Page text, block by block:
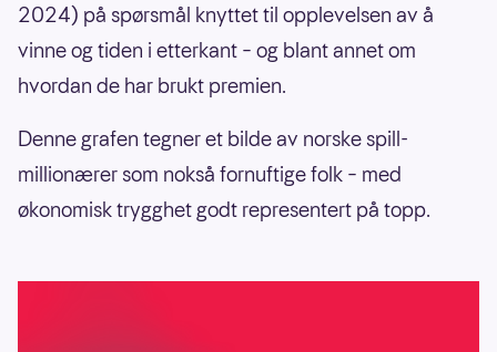
2024) på spørsmål knyttet til opplevelsen av å
vinne og tiden i etterkant – og blant annet om
hvordan de har brukt premien.
Denne grafen tegner et bilde av norske spill-
millionærer som nokså fornuftige folk – med
økonomisk trygghet godt representert på topp.